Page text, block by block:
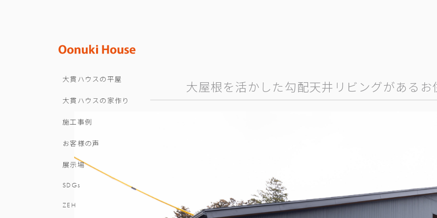
大貫ハウスの平屋
大貫ハウスの家作り
施工事例
お客様の声
展示場
SDGs
ZEH
大屋根を活かした勾配天井リビングがあるお